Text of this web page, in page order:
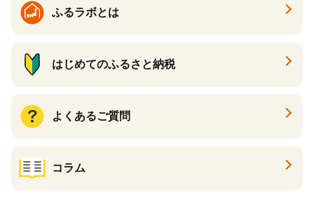
ふるラボとは
はじめてのふるさと納税
よくあるご質問
コラム